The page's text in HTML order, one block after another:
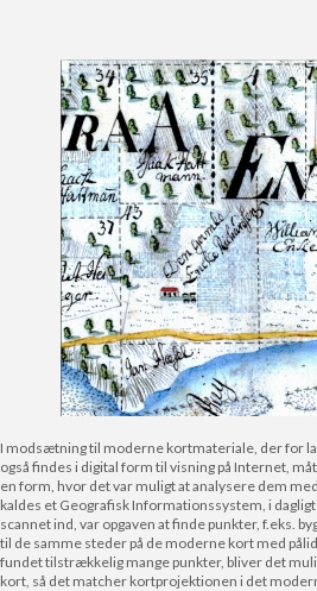
I modsætning til moderne kortmateriale, der for
også findes i digital form til visning på Internet,
en form, hvor det var muligt at analysere dem
kaldes et Geografisk Informationssystem, i
scannet ind, var opgaven at finde punkter, f.eks.
til de samme steder på de moderne kort med
fundet tilstrækkelig mange punkter, bliver det
kort, så det matcher kortprojektionen i det